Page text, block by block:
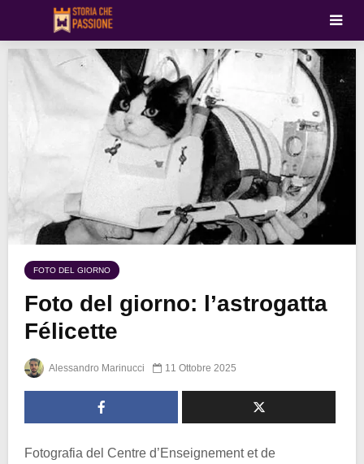
FOTO DEL GIORNO
Foto del giorno: l’astrogatta
Félicette
Alessandro Marinucci 11 Ottobre 2025
Fotografia del Centre d’Enseignement et de